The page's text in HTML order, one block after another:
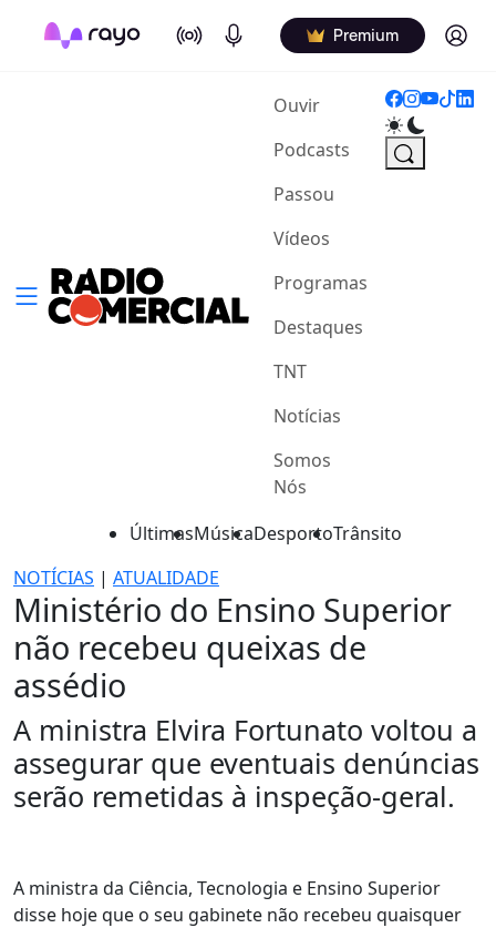
On Air Podcasts Premium Log in
Ouvir(current)
Podcasts
Passou
Vídeos
Programas
Destaques
TNT
Notícias
Somos
Nós
ÚltimasMúsicaDesportoTrânsito
NOTÍCIAS | ATUALIDADE
Ministério do Ensino Superior
não recebeu queixas de
assédio
A ministra Elvira Fortunato voltou a
assegurar que eventuais denúncias
serão remetidas à inspeção-geral.
A ministra da Ciência, Tecnologia e Ensino Superior
disse hoje que o seu gabinete não recebeu quaisquer